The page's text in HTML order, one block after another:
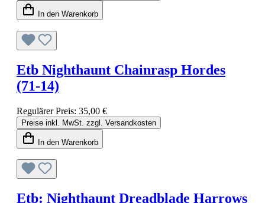
In den Warenkorb
Etb Nighthaunt Chainrasp Hordes
(71-14)
Regulärer Preis: 35,00 €
Preise inkl. MwSt. zzgl. Versandkosten
In den Warenkorb
Etb: Nighthaunt Dreadblade Harrows